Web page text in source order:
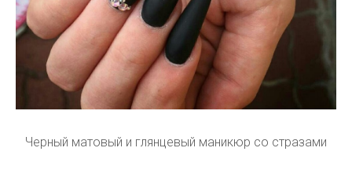
Черный матовый и глянцевый маникюр со стразами